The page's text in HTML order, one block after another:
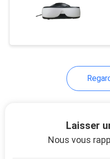
Verres
Laisser
Nous vous